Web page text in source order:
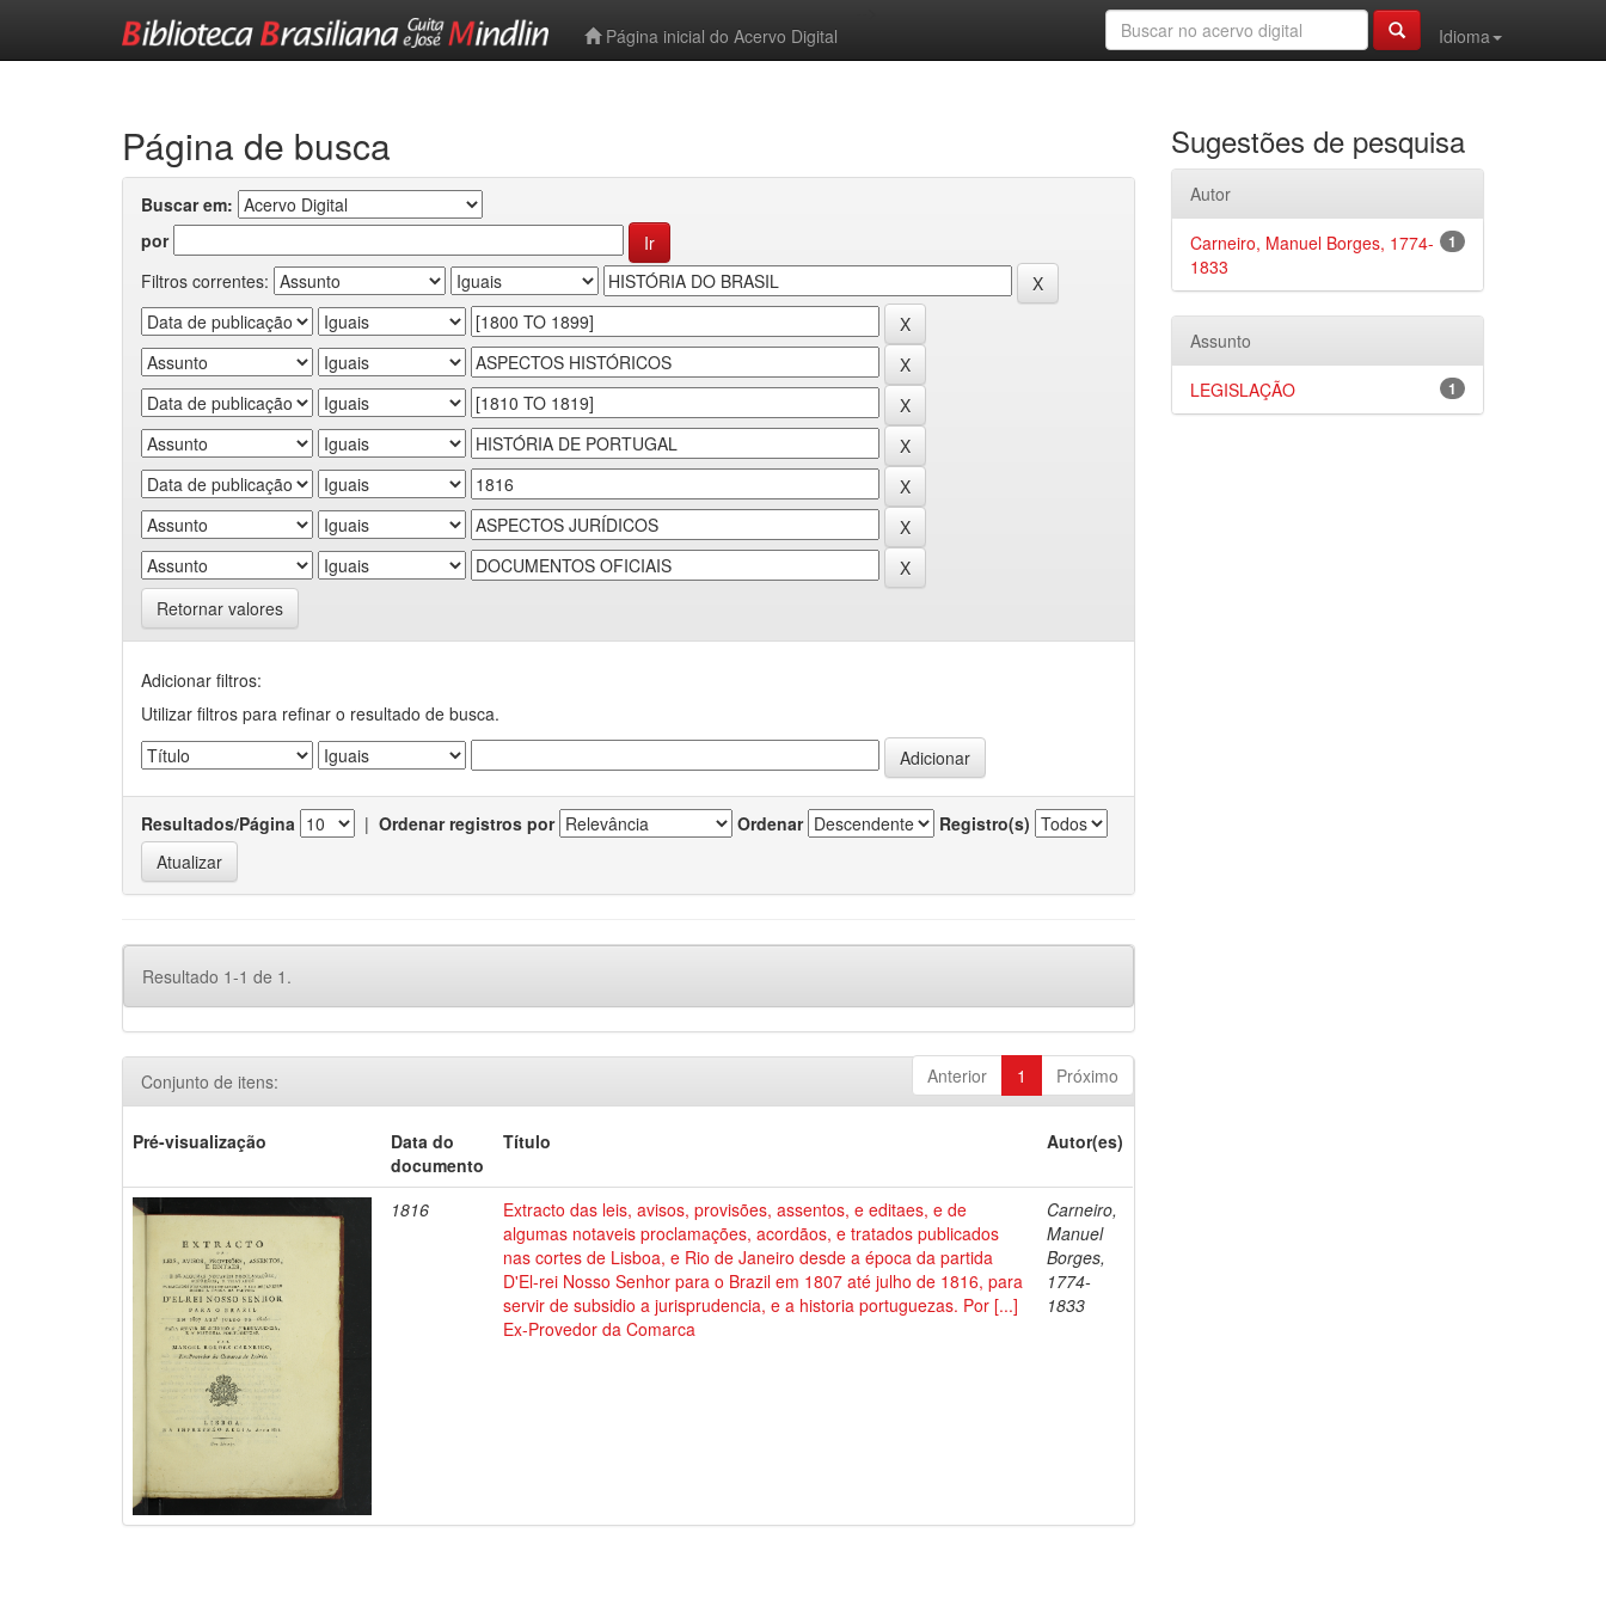
Página inicial do Acervo Digital
Idioma
Página de busca
Buscar em:
por
Filtros correntes:
Retornar valores
Adicionar filtros:
Utilizar filtros para refinar o resultado de busca.
Resultados/Página | Ordenar registros por Ordenar Registro(s)
Resultado 1-1 de 1.
Anterior 1 Próximo
Conjunto de itens:
Pré-visualização
Data do
documento
Título Autor(es)
1816
Extracto das leis, avisos, provisões, assentos, e editaes, e de
algumas notaveis proclamações, acordãos, e tratados publicados
nas cortes de Lisboa, e Rio de Janeiro desde a época da partida
D'El-rei Nosso Senhor para o Brazil em 1807 até julho de 1816, para
servir de subsidio a jurisprudencia, e a historia portuguezas. Por [...]
Ex-Provedor da Comarca
Carneiro,
Manuel
Borges,
1774-
1833
Sugestões de pesquisa
Autor
1
Carneiro, Manuel Borges, 1774-
1833
Assunto
1
LEGISLAÇÃO